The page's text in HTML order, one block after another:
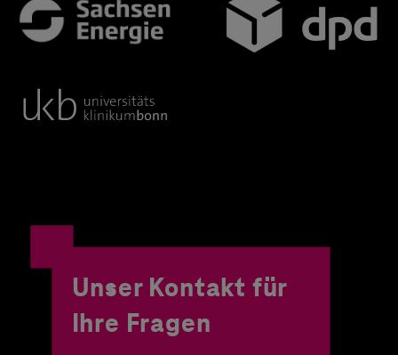
Unser Kontakt für
Ihre Fragen